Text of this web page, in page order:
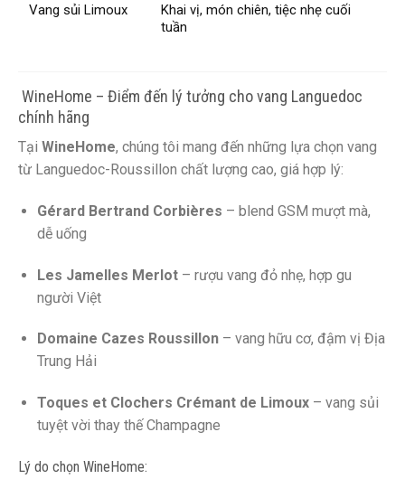
Vang sủi Limoux
Khai vị, món chiên, tiệc nhẹ cuối
tuần
️ WineHome – Điểm đến lý tưởng cho vang Languedoc
chính hãng
Tại WineHome, chúng tôi mang đến những lựa chọn vang
từ Languedoc-Roussillon chất lượng cao, giá hợp lý:
Gérard Bertrand Corbières – blend GSM mượt mà,
dễ uống
Les Jamelles Merlot– rượu vang đỏ nhẹ, hợp gu
người Việt
Domaine Cazes Roussillon– vang hữu cơ, đậm vị Địa
Trung Hải
Toques et Clochers Crémant de Limoux– vang sủi
tuyệt vời thay thế Champagne
Lý do chọn WineHome: